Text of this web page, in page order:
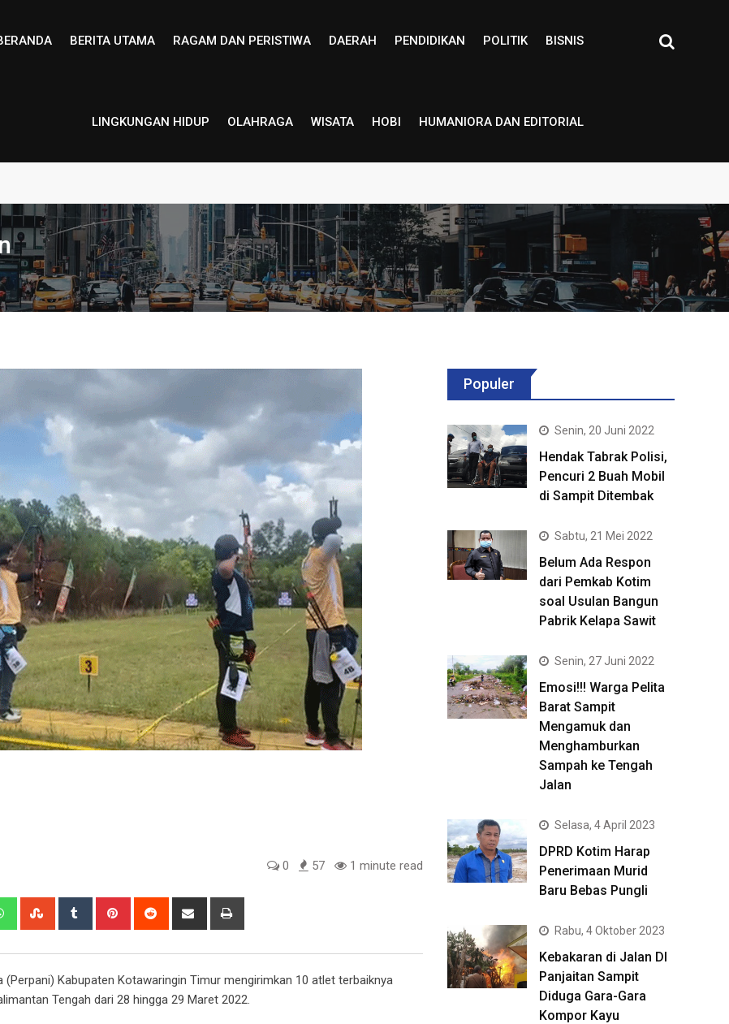
BERITA UTAMA RAGAM DAN PERISTIWA DAERAH PENDIDIKAN POLITIK BISNIS
LINGKUNGAN HIDUP OLAHRAGA WISATA HOBI HUMANIORA DAN EDITORIAL
0 57 1 minute read
WhatsappStumbleUpon
Tumblr Pinterest Reddit
Share
(Perpani) Kabupaten Kotawaringin Timur mengirimkan 10 atlet terbaiknya
Tengah dari 28 hingga 29 Maret 2022.
Populer
Senin, 20 Juni 2022
Hendak Tabrak Polisi,
Pencuri 2 Buah Mobil
di Sampit Ditembak
Sabtu, 21 Mei 2022
Belum Ada Respon
dari Pemkab Kotim
soal Usulan Bangun
Pabrik Kelapa Sawit
Senin, 27 Juni 2022
Emosi!!! Warga Pelita
Barat Sampit
Mengamuk dan
Menghamburkan
Sampah ke Tengah
Jalan
Selasa, 4 April 2023
DPRD Kotim Harap
Penerimaan Murid
Baru Bebas Pungli
Rabu, 4 Oktober 2023
Kebakaran di Jalan DI
Panjaitan Sampit
Diduga Gara-Gara
Kompor Kayu